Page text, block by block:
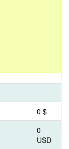
0 $
0
USD